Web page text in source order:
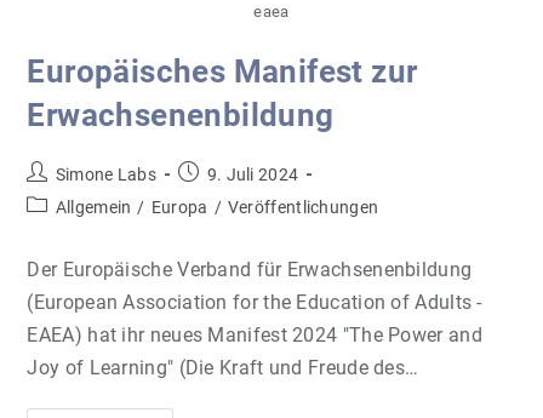
eaea
Europäisches Manifest zur
Erwachsenenbildung
Beitrags-
Autor:
Simone Labs
Beitrag
veröffentlicht:
9. Juli 2024
Beitrags-
Allgemein / Europa / Veröffentlichungen
Der Europäische Verband für Erwachsenenbildung
(European Association for the Education of Adults -
EAEA) hat ihr neues Manifest 2024 "The Power and
Joy of Learning" (Die Kraft und Freude des…